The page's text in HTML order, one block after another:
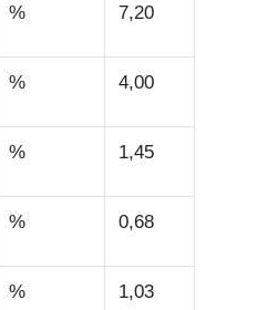
% 7,20
% 4,00
% 1,45
% 0,68
% 1,03